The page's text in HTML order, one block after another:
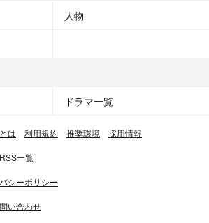
人物
ドラマ一覧
は 利用規約 推奨環境 採用情報
RSS一覧
シーポリシー
い合わせ